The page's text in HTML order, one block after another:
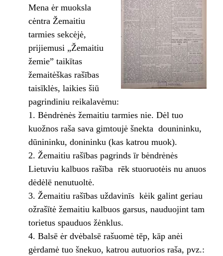
Mena ėr muoksla
cėntra Žemaitiu
tarmies sekcėjė,
prijiemusi „Žemaitiu
žemie” taikītas
žemaitėškas rašības
taisīklės, laikies šiū
pagrindiniu reikalavėmu:
Bėndrėnės žemaitiu tarmies nie. Dėl tuo
kuožnos raša sava gimtoujė šnekta ­ dounininku,
dūnininku, donininku (kas katrou muok).
Žemaitiu rašības pagrinds īr bėndrėnės
Lietuviu kalbuos rašība ­ rēk stuoruotėis nu anuos
dėdėlē nenutuoltė.
Žemaitiu rašības uždavinīs ­ kėik galint geriau
ožrašītė žemaitiu kalbuos garsus, nauduojint tam
torietus spauduos žėnklus.
Balsē ėr dvėbalsē rašuomė tēp, kāp anėi
gėrdamė tuo šnekuo, katrou autuorios raša, pvz.: